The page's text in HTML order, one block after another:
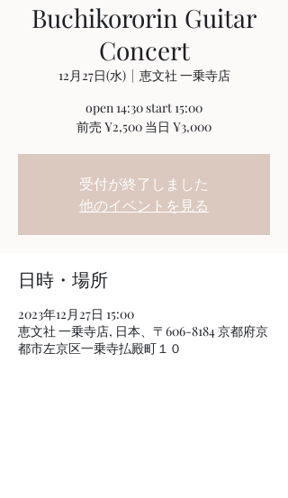
Buchikororin Guitar
Concert
12月27日(水)
  |
恵文社 一乗寺店
open 14:30 start 15:00
前売 ¥2,500 当日 ¥3,000
受付が終了しました
他のイベントを見る
日時・場所
2023年12月27日 15:00
恵文社 一乗寺店, 日本、〒606-8184 京都府京
都市左京区一乗寺払殿町１０